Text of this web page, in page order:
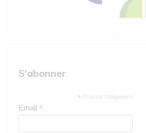
S'abonner
* Champs Obligatoires
Email *